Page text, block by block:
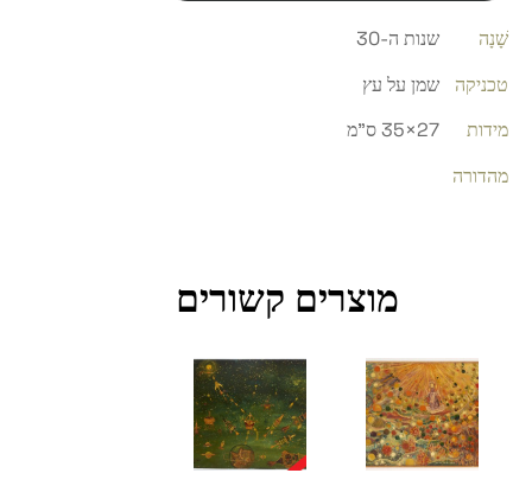
שָׁנָה
שנות ה-30
טכניקה
שמן על עץ
מידות
27×35 ס"מ
מהדורה
מוצרים קשורים